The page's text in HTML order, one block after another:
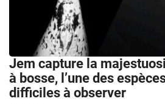
Jem capture la
à bosse, l’une des
difficiles à observer